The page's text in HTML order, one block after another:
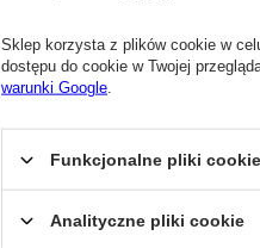
Sklep korzysta z plików cookie w
dostępu do cookie w Twojej
warunki Google
Funkcjonalne pliki
Analityczne pliki cookie